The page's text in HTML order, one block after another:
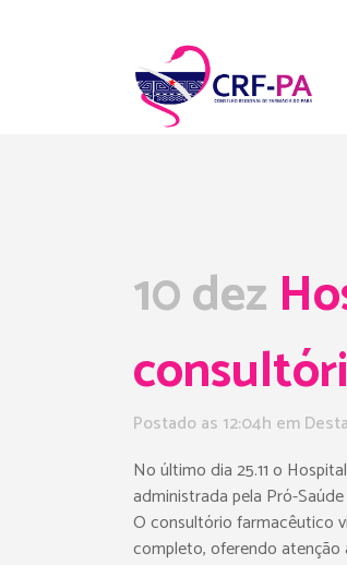
10 dez
Postado as 12:04h em
No último dia 25.11 o
administrada pela Pró-
O consultório farmacêutico
completo, oferendo